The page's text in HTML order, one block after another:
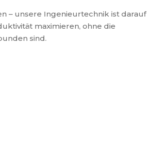
– unsere Ingenieurtechnik ist darauf
maximieren, ohne die
sind.